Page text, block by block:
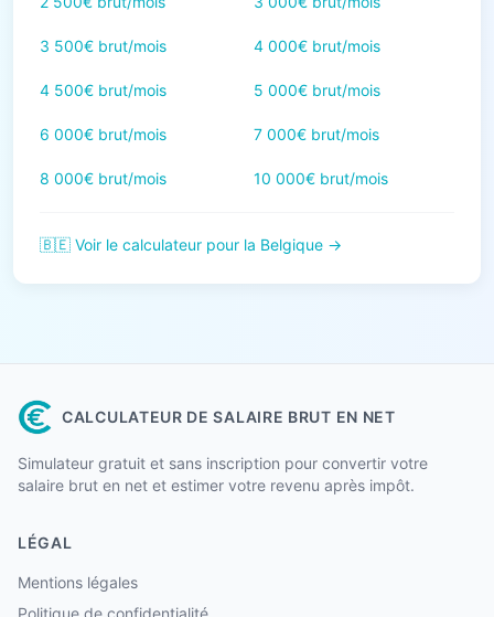
3 500€ brut/mois 4 000€ brut/mois
4 500€ brut/mois 5 000€ brut/mois
6 000€ brut/mois 7 000€ brut/mois
8 000€ brut/mois 10 000€ brut/mois
🇧🇪 Voir le calculateur pour la Belgique →
CALCULATEUR DE SALAIRE BRUT EN NET
Simulateur gratuit et sans inscription pour convertir votre
salaire brut en net et estimer votre revenu après impôt.
LÉGAL
Mentions légales
Politique de confidentialité